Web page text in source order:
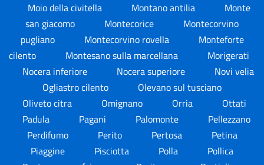
Moio della civitella
Montano antilia
Monte
san giacomo
Montecorice
Montecorvino
pugliano
Montecorvino rovella
Monteforte
cilento
Montesano sulla marcellana
Morigerati
Nocera inferiore
Nocera superiore
Novi velia
Ogliastro cilento
Olevano sul tusciano
Oliveto citra
Omignano Orria
Ottati
Padula
Pagani Palomonte
Pellezzano
Perdifumo
Perito Pertosa
Petina
Piaggine
Pisciotta Polla
Pollica